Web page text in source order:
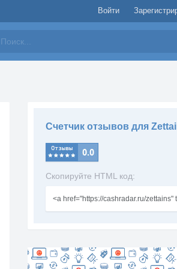
Войти
Счетчик отзывов для
Скопируйте HTML код: